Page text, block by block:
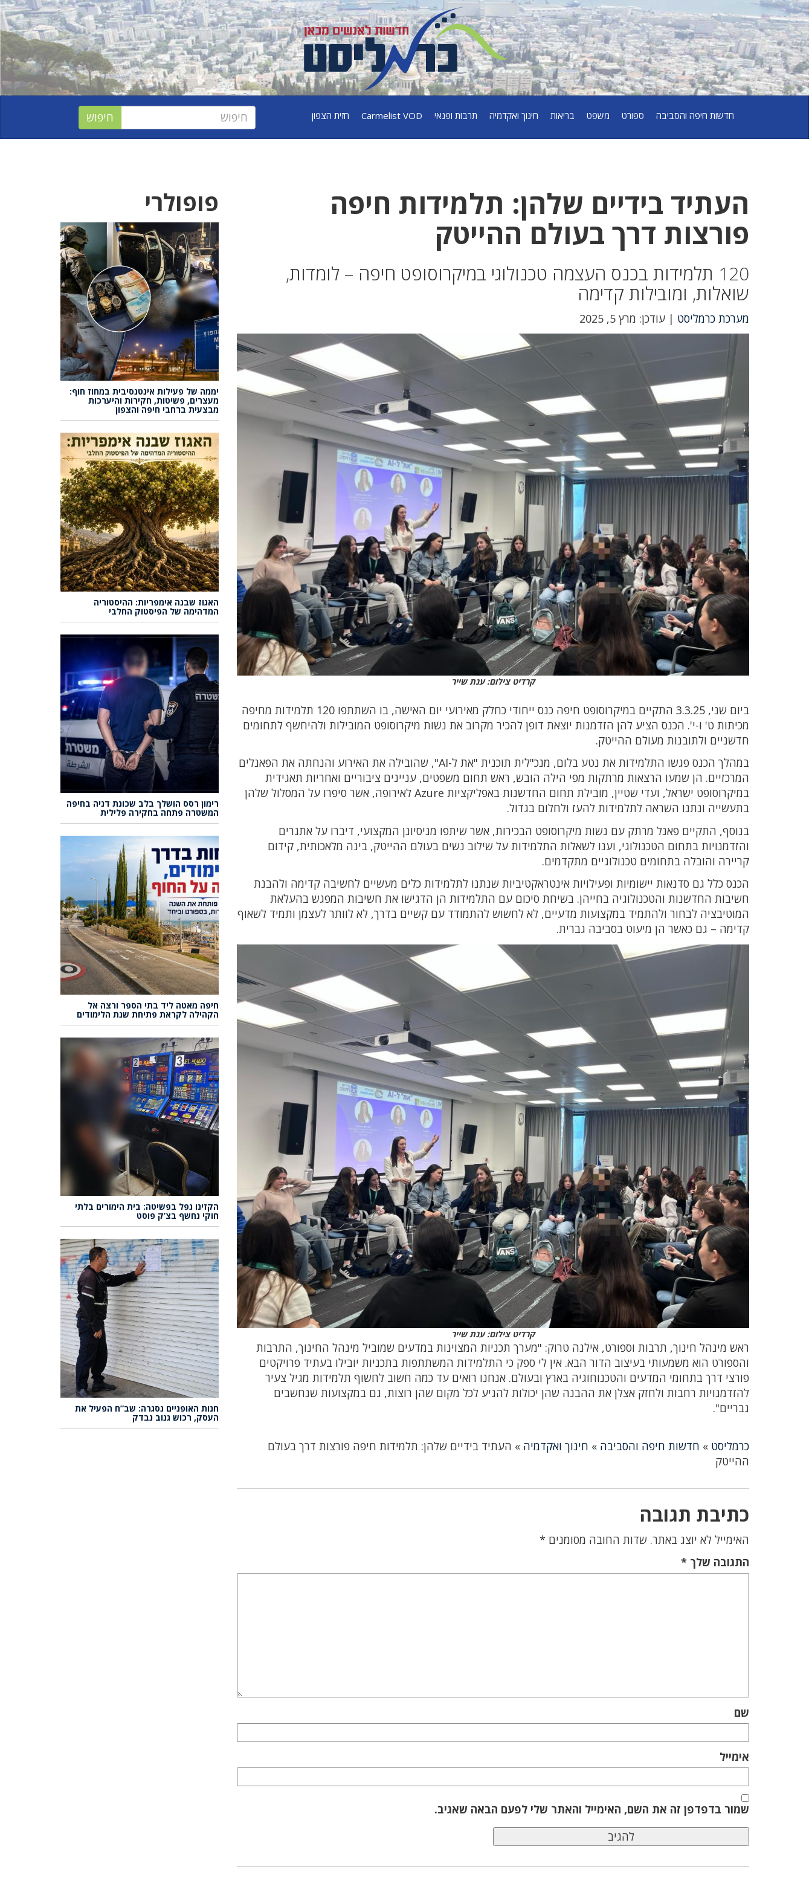
חדשות חיפה והסביבה ספורט משפט בריאות חינוך ואקדמיה תרבות ופנאי Carmelist VOD חזית הצפון
העתיד בידיים שלהן: תלמידות חיפה
פורצות דרך בעולם ההייטק
120 תלמידות בכנס העצמה טכנולוגי במיקרוסופט חיפה – לומדות,
שואלות, ומובילות קדימה
מערכת כרמליסט | עודכן: מרץ 5, 2025
קרדיט צילום: ענת שייר
ביום שני, 3.3.25 התקיים במיקרוסופט חיפה כנס ייחודי כחלק מאירועי יום האישה, בו השתתפו 120 תלמידות מחיפה
מכיתות ט' ו-י'. הכנס הציע להן הזדמנות יוצאת דופן להכיר מקרוב את נשות מיקרוסופט המובילות ולהיחשף לתחומים
חדשניים ולתובנות מעולם ההייטק.
במהלך הכנס פגשו התלמידות את נטע בלום, מנכ"לית תוכנית "את ל-AI", שהובילה את האירוע והנחתה את הפאנלים
המרכזיים. הן שמעו הרצאות מרתקות מפי הילה הובש, ראש תחום משפטים, עניינים ציבוריים ואחריות תאגידית
במיקרוסופט ישראל, ועדי שטיין, מובילת תחום החדשנות באפליקציות Azure לאירופה, אשר סיפרו על המסלול שלהן
בתעשייה ונתנו השראה לתלמידות להעז ולחלום בגדול.
בנוסף, התקיים פאנל מרתק עם נשות מיקרוסופט הבכירות, אשר שיתפו מניסיונן המקצועי, דיברו על אתגרים
והזדמנויות בתחום הטכנולוגי, וענו לשאלות התלמידות על שילוב נשים בעולם ההייטק, בינה מלאכותית, קידום
קריירה והובלה בתחומים טכנולוגיים מתקדמים.
הכנס כלל גם סדנאות יישומיות ופעילויות אינטראקטיביות שנתנו לתלמידות כלים מעשיים לחשיבה קדימה ולהבנת
חשיבות החדשנות והטכנולוגיה בחייהן. בשיחת סיכום עם התלמידות הן הדגישו את חשיבות המפגש בהעלאת
המוטיבציה לבחור ולהתמיד במקצועות מדעיים, לא לחשוש להתמודד עם קשיים בדרך, לא לוותר לעצמן ותמיד לשאוף
קדימה – גם כאשר הן מיעוט בסביבה גברית.
קרדיט צילום: ענת שייר
ראש מינהל חינוך, תרבות וספורט, אילנה טרוק: "מערך תכניות המצוינות במדעים שמוביל מינהל החינוך, התרבות
והספורט הוא משמעותי בעיצוב הדור הבא. אין לי ספק כי התלמידות המשתתפות בתכניות יובילו בעתיד פרויקטים
פורצי דרך בתחומי המדעים והטכנוחוגיה בארץ ובעולם. אנחנו רואים עד כמה חשוב לחשוף תלמידות מגיל צעיר
להזדמנויות רחבות ולחזק אצלן את ההבנה שהן יכולות להגיע לכל מקום שהן רוצות, גם במקצועות שנחשבים
גבריים".
כרמליסט » חדשות חיפה והסביבה » חינוך ואקדמיה » העתיד בידיים שלהן: תלמידות חיפה פורצות דרך בעולם
ההייטק
כתיבת תגובה
האימייל לא יוצג באתר. שדות החובה מסומנים *
התגובה שלך*
שם
אימייל
שמור בדפדפן זה את השם, האימייל והאתר שלי לפעם הבאה שאגיב.
פופולרי
יממה של פעילות אינטנסיבית במחוז חוף:
מעצרים, פשיטות, חקירות והיערכות
מבצעית ברחבי חיפה והצפון
האגוז שבנה אימפריות: ההיסטוריה
המדהימה של הפיסטוק החלבי
רימון רסס הושלך בלב שכונת דניה בחיפה
המשטרה פתחה בחקירה פלילית
חיפה מאטה ליד בתי הספר ורצה אל
הקהילה לקראת פתיחת שנת הלימודים
הקזינו נפל בפשיטה: בית הימורים בלתי
חוקי נחשף בצ’ק פוסט
חנות האופניים נסגרה: שב”ח הפעיל את
העסק, רכוש גנוב נבדק